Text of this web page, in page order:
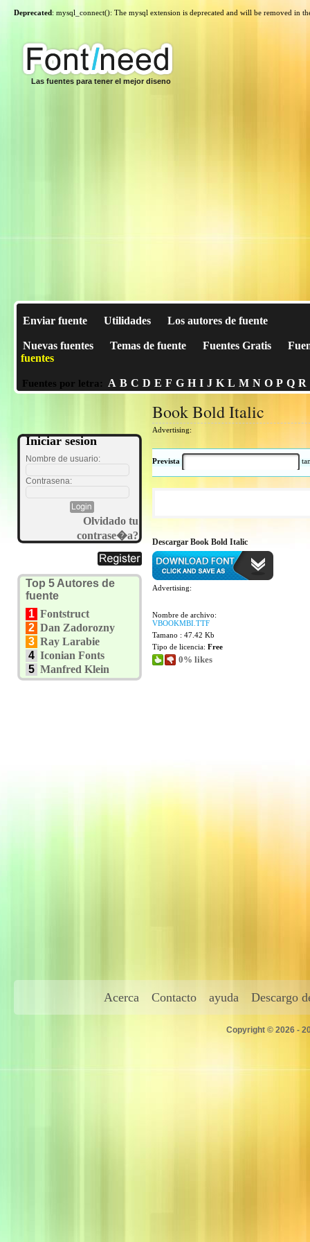
Deprecated: mysql_connect(): The mysql extension is deprecated and will be removed in
Las fuentes para tener el mejor diseno
Enviar fuente Utilidades Los autores de fuente
Nuevas fuentes Temas de fuente Fuentes Gratis
fuentes
Fuentes por letra: A B C D E F G H I J K L M N O P Q R
Iniciar sesion
Nombre de usuario:
Contrasena:
Olvidado tu
contrase�a?
Top 5 Autores de
fuente
1 Fontstruct
2 Dan Zadorozny
3 Ray Larabie
4 Iconian Fonts
5 Manfred Klein
Book Bold Italic
Advertising:
Prevista
Descargar Book Bold Italic
Advertising:
Nombre de archivo:
VBOOKMBI.TTF
Tamano : 47.42 Kb
Tipo de licencia: Free
0% likes
Acerca Contacto ayuda Descargo
Copyright © 2026 -